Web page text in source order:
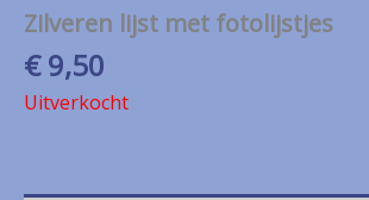
Zilveren lijst met fotolijstjes
€9,50
Uitverkocht